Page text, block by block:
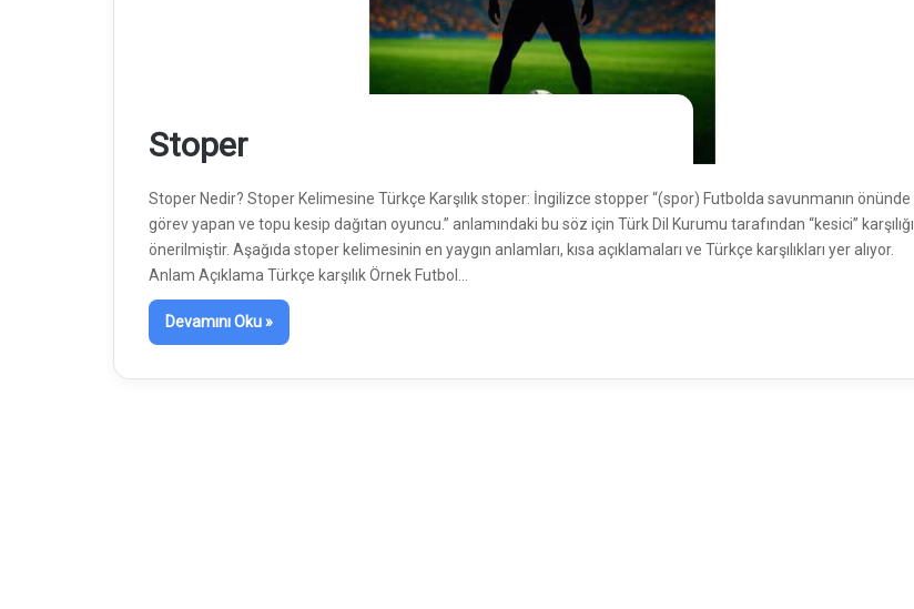
Stoper
Stoper Nedir? Stoper Kelimesine Türkçe Karşılık stoper: İngilizce stopper “(spor) Futbolda savunmanın önünde
görev yapan ve topu kesip dağıtan oyuncu.” anlamındaki bu söz için Türk Dil Kurumu tarafından “kesici” karşılığı
önerilmiştir. Aşağıda stoper kelimesinin en yaygın anlamları, kısa açıklamaları ve Türkçe karşılıkları yer alıyor.
Anlam Açıklama Türkçe karşılık Örnek Futbol…
Devamını Oku »